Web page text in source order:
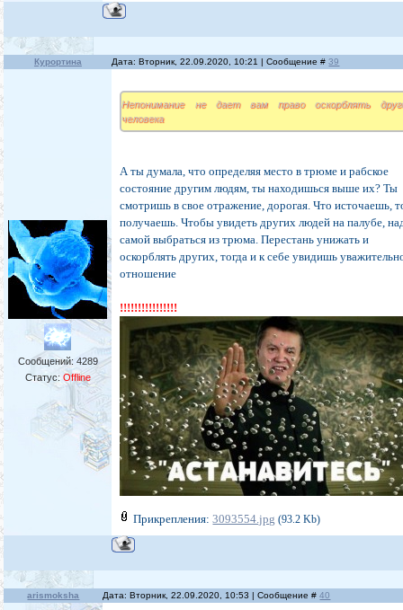
Курортина Дата: Вторник, 22.09.2020, 10:21 | Сообщение #39
Сообщений: 4289
Статус: Offline
Непонимание не дает вам право оскорблять
человека
А ты думала, что определяя место в трюме и рабское
состояние другим людям, ты находишься выше их? Ты
смотришь в свое отражение, дорогая. Что источаешь,
получаешь. Чтобы увидеть других людей на палубе,
самой выбраться из трюма. Перестань унижать и
оскорблять других, тогда и к себе увидишь
отношение
!!!!!!!!!!!!!!!!
Прикрепления:3093554.jpg (93.2 Kb)
arismoksha Дата: Вторник, 22.09.2020, 10:53 | Сообщение #40